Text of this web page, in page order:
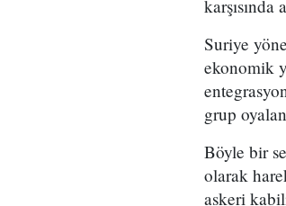
Suriye
ekonomik
grup
Böyle bir
olarak
askeri